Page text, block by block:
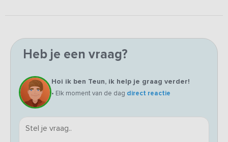
Heb je een vraag?
Hoi ik ben Teun, ik help je graag verder!
• Elk moment van de dag direct reactie